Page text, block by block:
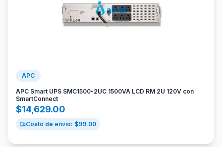
APC
APC Smart UPS SMC1500-2UC 1500VA LCD RM 2U 120V con
SmartConnect
$14,629.00
Costo de envío: $99.00